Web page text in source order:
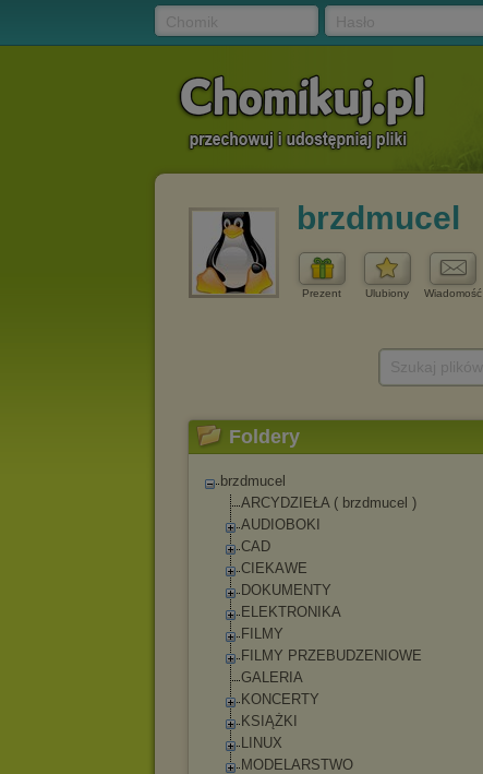
brzdmucel
Prezent Ulubiony Wiadomość
Foldery
brzdmucel
ARCYDZIEŁA ( brzdmucel )
AUDIOBOKI
CAD
CIEKAWE
DOKUMENTY
ELEKTRONIKA
FILMY
FILMY PRZEBUDZENIOWE
GALERIA
KONCERTY
KSIĄŻKI
LINUX
MODELARSTWO